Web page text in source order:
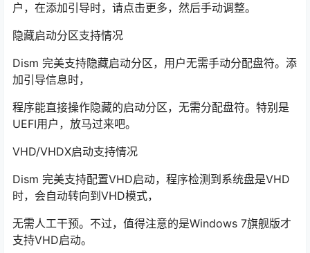
户，在添加引导时，请点击更多，然后手动调整。
隐藏启动分区支持情况
Dism 完美支持隐藏启动分区，用户无需手动分配盘符。添
加引导信息时，
程序能直接操作隐藏的启动分区，无需分配盘符。特别是
UEFI用户，放马过来吧。
VHD/VHDX启动支持情况
Dism 完美支持配置VHD启动，程序检测到系统盘是VHD
时，会自动转向到VHD模式，
无需人工干预。不过，值得注意的是Windows 7旗舰版才
支持VHD启动。